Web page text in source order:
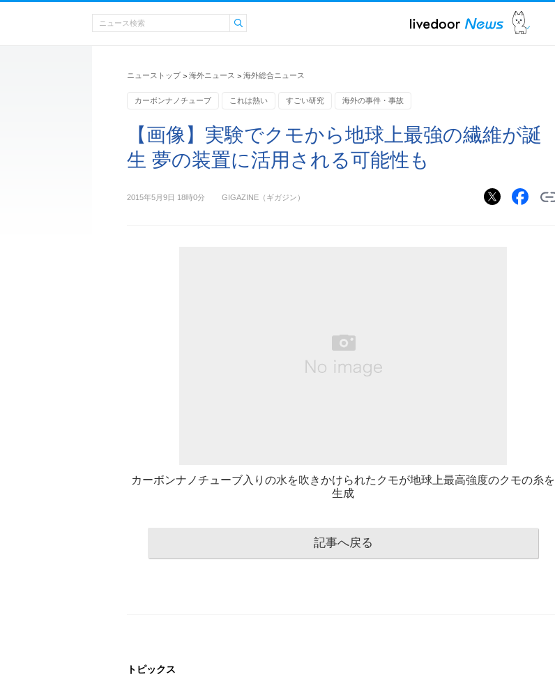
ニューストップ > 海外ニュース > 海外総合ニュース
カーボンナノチューブ これは熱い すごい研究 海外の事件・事故
【画像】実験でクモから地球上最強の繊維が誕
生 夢の装置に活用される可能性も
2015年5月9日 18時0分 GIGAZINE（ギガジン）
カーボンナノチューブ入りの水を吹きかけられたクモが地球上最高強度のクモの糸を
生成
記事へ戻る
トピックス